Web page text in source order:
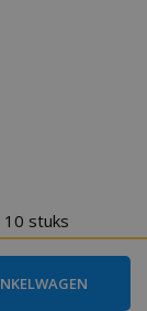
10 stuks